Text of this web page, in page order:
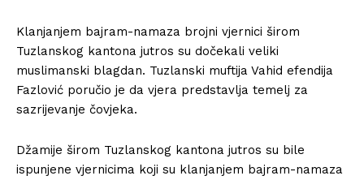
Klanjanjem bajram-namaza brojni vjernici širom
Tuzlanskog kantona jutros su dočekali veliki
muslimanski blagdan. Tuzlanski muftija Vahid efendija
Fazlović poručio je da vjera predstavlja temelj za
sazrijevanje čovjeka.
Džamije širom Tuzlanskog kantona jutros su bile
ispunjene vjernicima koji su klanjanjem bajram-namaza